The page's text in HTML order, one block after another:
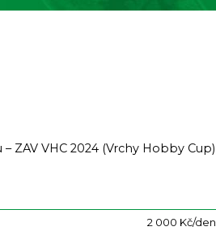
ZAV VHC 2024 (Vrchy Hobby Cup)
2 000 Kč/den